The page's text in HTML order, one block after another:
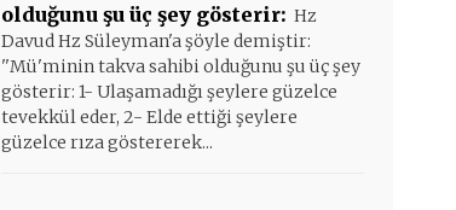
olduğunu şu üç şey gösterir: Hz
Davud Hz Süleyman'a şöyle demiştir:
''Mü'minin takva sahibi olduğunu şu üç şey
gösterir: 1- Ulaşamadığı şeylere güzelce
tevekkül eder, 2- Elde ettiği şeylere
güzelce rıza göstererek...